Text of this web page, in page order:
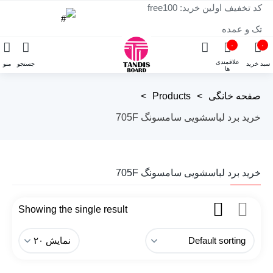
کد تخفیف اولین خرید: free100
تک و عمده
۰
سبد خرید
۰
علاقمندی
ها
منو جستجو
صفحه خانگی >
Products
>
خرید برد لباسشویی سامسونگ 705F
خرید برد لباسشویی سامسونگ 705F
Showing the single result